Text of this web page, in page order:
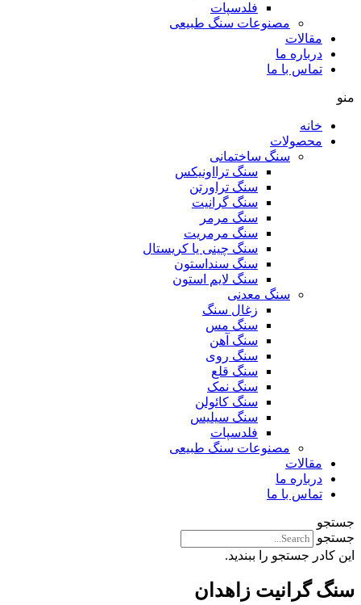
فلدسپات
مصنوعات سنگ طبیعی
مقالات
درباره ما
تماس با ما
منو
خانه
محصولات
سنگ ساختمانی
سنگ ترااونیکس
سنگ تراورتن
سنگ گرانیت
سنگ مرمر
سنگ مرمریت
سنگ چینی یا کریستال
سنگ سنداستون
سنگ لایم استون
سنگ معدنی
زغال سنگ
سنگ مس
سنگ آهن
سنگ روی
سنگ قلع
سنگ نمک
سنگ کائولن
سنگ سیلیس
فلدسپات
مصنوعات سنگ طبیعی
مقالات
درباره ما
تماس با ما
جستجو
جستجو
این کادر جستجو را ببندید.
سنگ گرانیت زاهدان